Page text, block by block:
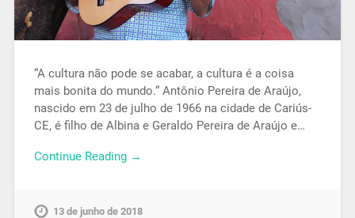
“A cultura não pode se acabar, a cultura é a coisa
mais bonita do mundo.“ Antônio Pereira de Araújo,
nascido em 23 de julho de 1966 na cidade de Cariús-
CE, é filho de Albina e Geraldo Pereira de Araújo e…
Continue Reading →
13 de junho de 2018